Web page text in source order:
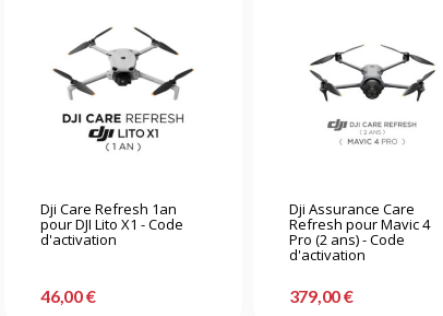
Dji Care Refresh 1an
pour DJI Lito X1 - Code
d'activation
46,00 €
Dji Assurance Care
Refresh pour Mavic 4
Pro (2 ans) - Code
d'activation
379,00 €